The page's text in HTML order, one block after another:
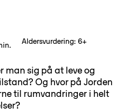
Aldersvurdering: 6+
man sig på at leve og
Og hvor på Jorden
til rumvandringer i helt